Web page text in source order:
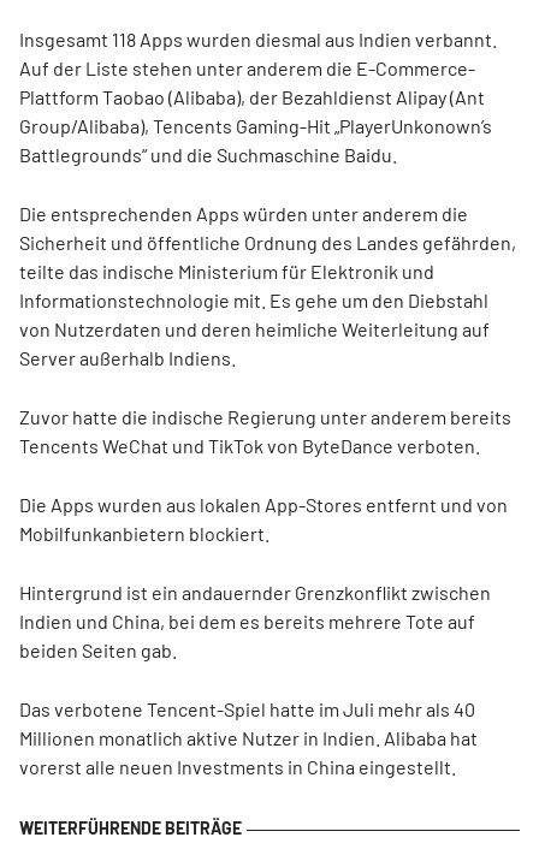
Insgesamt 118 Apps wurden diesmal aus Indien verbannt.
Auf der Liste stehen unter anderem die E-Commerce-
Plattform Taobao (Alibaba), der Bezahldienst Alipay (Ant
Group/Alibaba), Tencents Gaming-Hit „PlayerUnkonown’s
Battlegrounds“ und die Suchmaschine Baidu.
Die entsprechenden Apps würden unter anderem die
Sicherheit und öffentliche Ordnung des Landes gefährden,
teilte das indische Ministerium für Elektronik und
Informationstechnologie mit. Es gehe um den Diebstahl
von Nutzerdaten und deren heimliche Weiterleitung auf
Server außerhalb Indiens.
Zuvor hatte die indische Regierung unter anderem bereits
Tencents WeChat und TikTok von ByteDance verboten.
Die Apps wurden aus lokalen App-Stores entfernt und von
Mobilfunkanbietern blockiert.
Hintergrund ist ein andauernder Grenzkonflikt zwischen
Indien und China, bei dem es bereits mehrere Tote auf
beiden Seiten gab.
Das verbotene Tencent-Spiel hatte im Juli mehr als 40
Millionen monatlich aktive Nutzer in Indien. Alibaba hat
vorerst alle neuen Investments in China eingestellt.